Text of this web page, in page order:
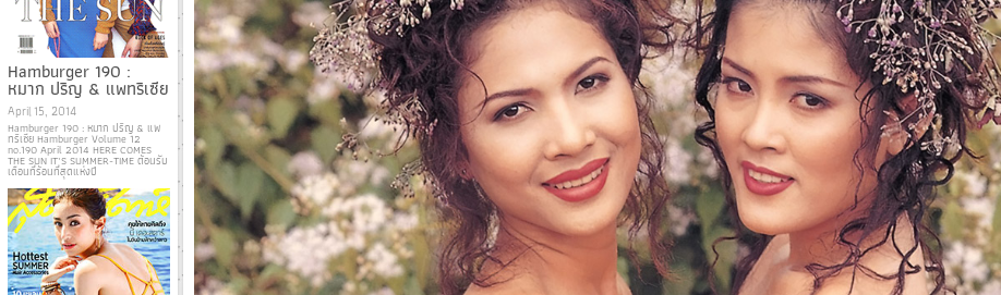
Hamburger 190 :
หมาก ปริญ & แพทริเซีย
April 15, 2014
Hamburger 190 : หมาก ปริญ & แพ
ทริเซีย Hamburger Volume 12
no.190 April 2014 HERE COMES
THE SUN IT’S SUMMER-TIME ต้อนรับ
เดือนที่ร้อนที่สุดแห่งปี